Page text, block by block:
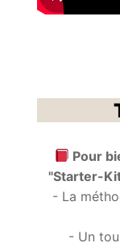
Pour
"Starter-
- La
- Un